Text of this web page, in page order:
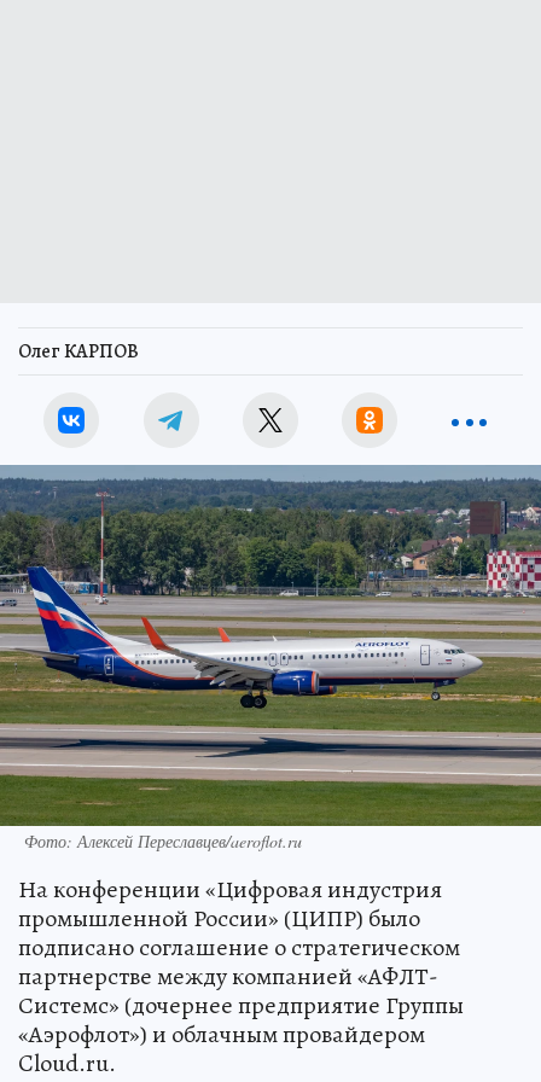
Олег КАРПОВ
Фото: Алексей Переславцев/aeroflot.ru
На конференции «Цифровая индустрия
промышленной России» (ЦИПР) было
подписано соглашение о стратегическом
партнерстве между компанией «АФЛТ-
Системс» (дочернее предприятие Группы
«Аэрофлот») и облачным провайдером
Cloud.ru.